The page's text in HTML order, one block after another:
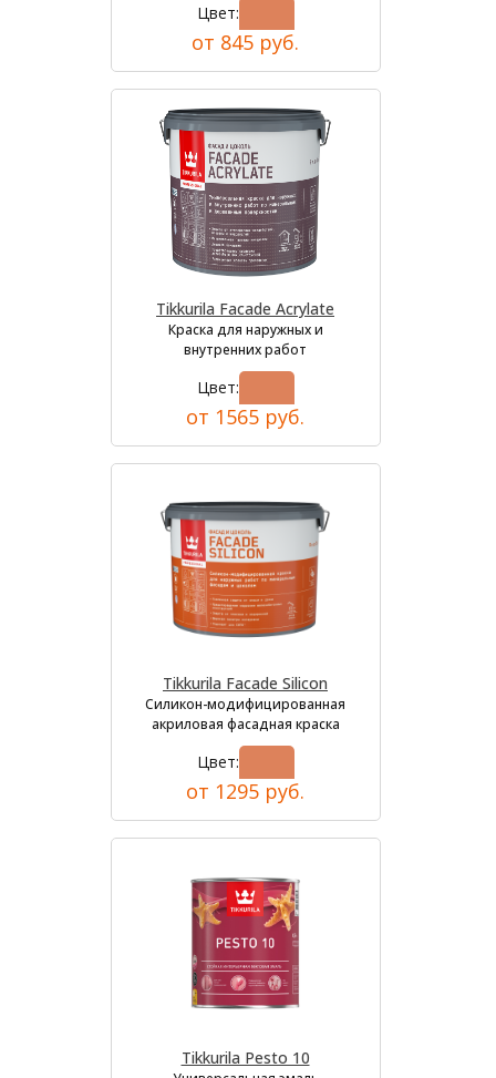
Цвет:
от 845 руб.
Tikkurila Facade Acrylate
Краска для наружных и
внутренних работ
Цвет:
от 1565 руб.
Tikkurila Facade Silicon
Силикон-модифицированная
акриловая фасадная краска
Цвет:
от 1295 руб.
Tikkurila Pesto 10